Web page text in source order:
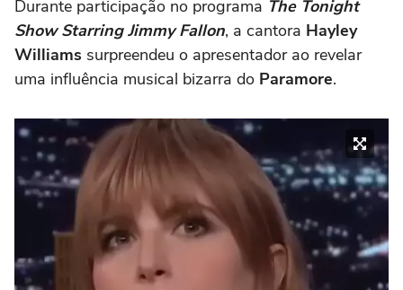
Durante participação no programa The Tonight
Show Starring Jimmy Fallon, a cantora Hayley
Williams surpreendeu o apresentador ao revelar
uma influência musical bizarra do Paramore.